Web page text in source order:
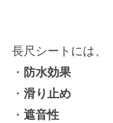
長尺シートには、
・ 防水効果
・ 滑り止め
・ 遮音性